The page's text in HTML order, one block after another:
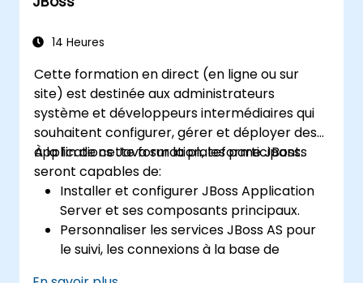
problèmes de serveur web.
recommandations pour optimiser les
performances et la sécurité des serveurs
web.
14 Heures
Cette formation en direct (en ligne ou sur
site) est destinée aux administrateurs
système et développeurs intermédiaires qui
souhaitent configurer, gérer et déployer des
applications Java sur la plateforme JBoss.
À la fin de cette formation, les participants
seront capables de:
Installer et configurer JBoss Application
Server et ses composants principaux.
Personnaliser les services JBoss AS pour
le suivi, les connexions à la base de